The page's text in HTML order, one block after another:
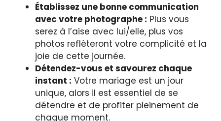
Établissez une bonne communication
avec votre photographe : Plus vous
serez à l’aise avec lui/elle, plus vos
photos reflèteront votre complicité et la
joie de cette journée.
Détendez-vous et savourez chaque
instant : Votre mariage est un jour
unique, alors il est essentiel de se
détendre et de profiter pleinement de
chaque moment.